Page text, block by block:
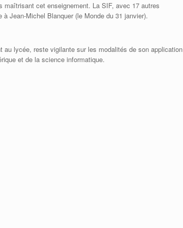
maîtrisant cet enseignement. La SIF, avec 17 autres
Jean-Michel Blanquer (le Monde du 31 janvier).
au lycée, reste vigilante sur les modalités de son
et de la science informatique.